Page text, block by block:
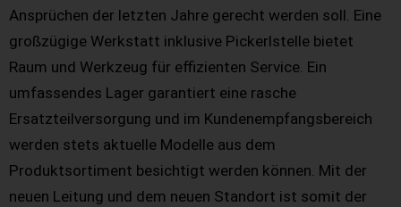
Ansprüchen der letzten Jahre gerecht werden soll. Eine
großzügige Werkstatt inklusive Pickerlstelle bietet
Raum und Werkzeug für effizienten Service. Ein
umfassendes Lager garantiert eine rasche
Ersatzteilversorgung und im Kundenempfangsbereich
werden stets aktuelle Modelle aus dem
Produktsortiment besichtigt werden können. Mit der
neuen Leitung und dem neuen Standort ist somit der